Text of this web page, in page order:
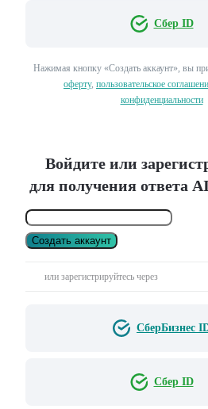
Сбер ID
Нажимая кнопку «Создать аккаунт», вы
оферту, пользовательское
конфиденциальности
Войдите или
для получения ответа
Создать аккаунт
или зарегистрируйтесь через
СберБизнес
Сбер ID